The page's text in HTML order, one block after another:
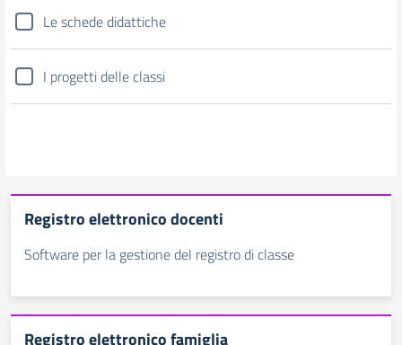
Le schede didattiche
I progetti delle classi
Registro elettronico docenti
Software per la gestione del registro di classe
Registro elettronico famiglia